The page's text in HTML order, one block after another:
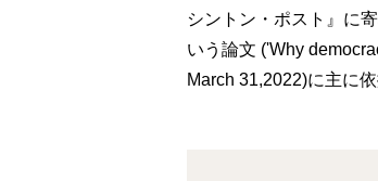
シントン・ポスト』に
いう論文 ('Why
March 31,2022)に主に